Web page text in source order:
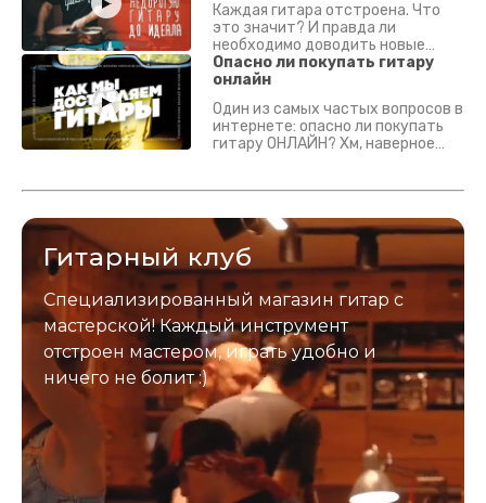
Каждая гитара отстроена. Что
это значит? И правда ли
необходимо доводить новые
гитары? Если кратко - да.
Подробно - в видео :)
Опасно ли покупать гитару
онлайн
Один из самых частых вопросов в
интернете: опасно ли покупать
гитару ОНЛАЙН? Хм, наверное
застрахован. Случись что -
Гитарный клуб
Специализированный магазин гитар с
мастерской! Каждый инструмент
отстроен мастером, играть удобно и
ничего не болит :)